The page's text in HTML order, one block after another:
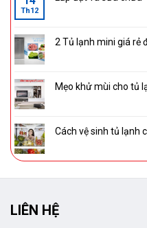
Th12
2 Tủ lạnh mini giá rẻ
Mẹo khử mùi cho tủ
Cách vệ sinh tủ lạnh
LIÊN HỆ